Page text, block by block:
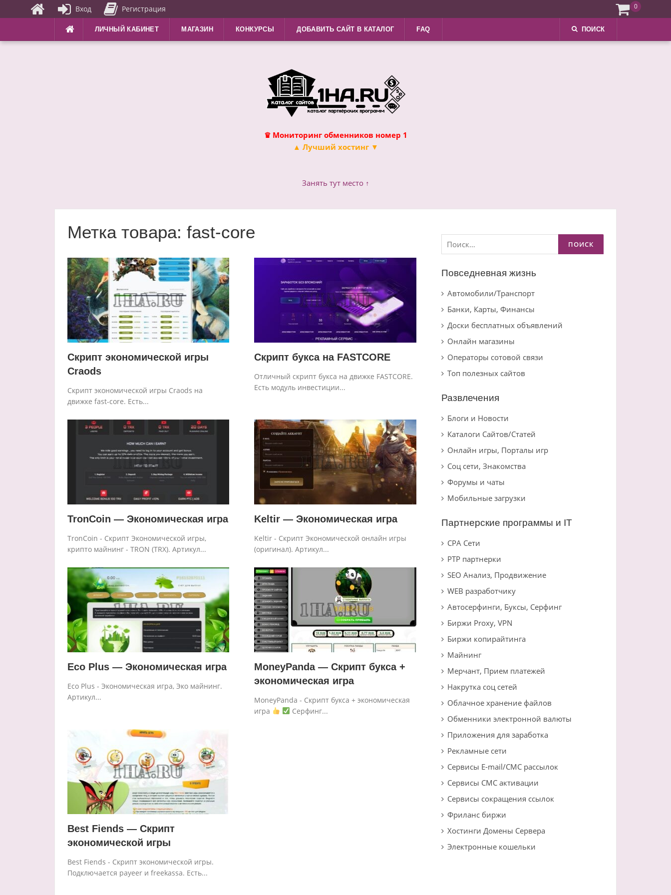
ЛИЧНЫЙ КАБИНЕТ МАГАЗИН КОНКУРСЫ ДОБАВИТЬ САЙТ В КАТАЛОГ FAQ ПОИСК
♛ Мониторинг обменников номер 1
▲ Лучший хостинг ▼
Занять тут место ↑
Метка товара: fast-core
Скрипт экономической игры
Craods
Скрипт экономической игры Craods на
движке fast-core. Есть...
Скрипт букса на FASTCORE
Отличный скрипт букса на движке FASTCORE.
Есть модуль инвестиции...
TronCoin — Экономическая игра
TronCoin - Скрипт Экономической игры,
крипто майнинг - TRON (TRX). Артикул...
Keltir — Экономическая игра
Keltir - Скрипт Экономической онлайн игры
(оригинал). Артикул...
Eco Plus — Экономическая игра
Eco Plus - Экономическая игра, Эко майнинг.
Артикул...
MoneyPanda — Скрипт букса +
экономическая игра
MoneyPanda - Скрипт букса + экономическая
игра
Серфинг...
Best Fiends — Скрипт
экономической игры
Best Fiends - Скрипт экономической игры.
Подключается payeer и freekassa. Есть...
Найти:
Повседневная жизнь
Автомобили/Транспорт
Банки, Карты, Финансы
Доски бесплатных объявлений
Онлайн магазины
Операторы сотовой связи
Топ полезных сайтов
Развлечения
Блоги и Новости
Каталоги Сайтов/Статей
Онлайн игры, Порталы игр
Соц сети, Знакомства
Форумы и чаты
Мобильные загрузки
Партнерские программы и IT
CPA Сети
PTP партнерки
SEO Анализ, Продвижение
WEB разработчику
Автосерфинги, Буксы, Серфинг
Биржи Proxy, VPN
Биржи копирайтинга
Майнинг
Мерчант, Прием платежей
Накрутка соц сетей
Облачное хранение файлов
Обменники электронной валюты
Приложения для заработка
Рекламные сети
Сервисы E-mail/СМС рассылок
Сервисы СМС активации
Сервисы сокращения ссылок
Фриланс биржи
Хостинги Домены Сервера
Электронные кошельки
Вход Регистрация 0